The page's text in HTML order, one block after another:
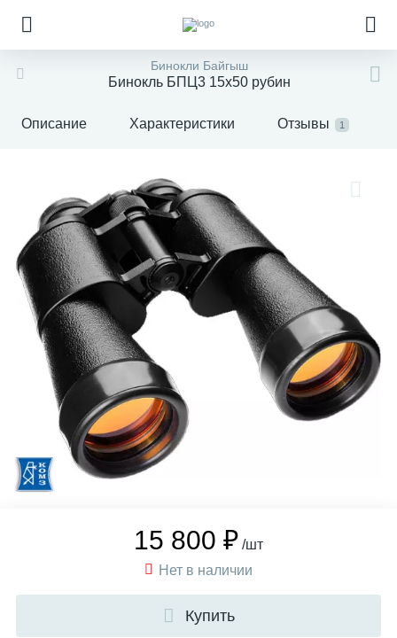
Бинокли Байгыш
Бинокль БПЦ3 15x50 рубин
Описание Характеристики Отзывы 1
15 800 ₽ /шт
Нет в наличии
Купить